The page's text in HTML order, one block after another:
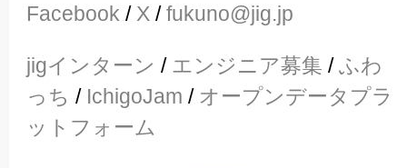
Facebook / X /fukuno@jig.jp
jigインターン / エンジニア募集 /ふわ
っち / IchigoJam / オープンデータプラ
ットフォーム